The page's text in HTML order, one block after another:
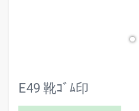
E49 靴ｺﾞﾑ印